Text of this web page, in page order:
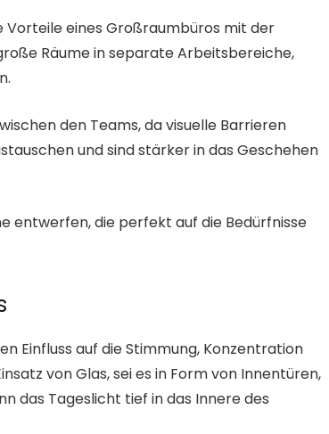
Vorteile eines Großraumbüros mit der
Räume in separate Arbeitsbereiche,
den Teams, da visuelle Barrieren
und sind stärker in das Geschehen
entwerfen, die perfekt auf die Bedürfnisse
Einfluss auf die Stimmung, Konzentration
von Glas, sei es in Form von Innentüren,
das Tageslicht tief in das Innere des